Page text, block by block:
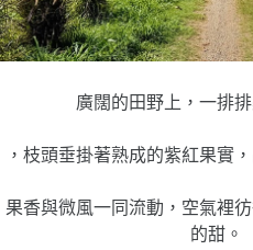
廣闊的田野上，一排
，枝頭垂掛著熟成的紫紅果實
果香與微風一同流動，空氣裡
的甜。